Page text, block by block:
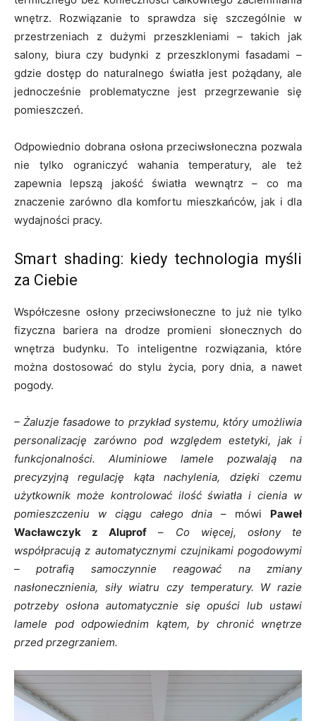
wnętrz. Rozwiązanie to sprawdza się szczególnie w
przestrzeniach z dużymi przeszkleniami – takich jak
salony, biura czy budynki z przeszklonymi fasadami –
gdzie dostęp do naturalnego światła jest pożądany, ale
jednocześnie problematyczne jest przegrzewanie się
pomieszczeń.
Odpowiednio dobrana osłona przeciwsłoneczna pozwala
nie tylko ograniczyć wahania temperatury, ale też
zapewnia lepszą jakość światła wewnątrz – co ma
znaczenie zarówno dla komfortu mieszkańców, jak i dla
wydajności pracy.
Smart shading: kiedy technologia myśli
za Ciebie
Współczesne osłony przeciwsłoneczne to już nie tylko
fizyczna bariera na drodze promieni słonecznych do
wnętrza budynku. To inteligentne rozwiązania, które
można dostosować do stylu życia, pory dnia, a nawet
pogody.
– Żaluzje fasadowe to przykład systemu, który umożliwia
personalizację zarówno pod względem estetyki, jak i
funkcjonalności. Aluminiowe lamele pozwalają na
precyzyjną regulację kąta nachylenia, dzięki czemu
użytkownik może kontrolować ilość światła i cienia w
pomieszczeniu w ciągu całego dnia – mówi Paweł
Wacławczyk z Aluprof – Co więcej, osłony te
współpracują z automatycznymi czujnikami pogodowymi
– potrafią samoczynnie reagować na zmiany
nasłonecznienia, siły wiatru czy temperatury. W razie
potrzeby osłona automatycznie się opuści lub ustawi
lamele pod odpowiednim kątem, by chronić wnętrze
przed przegrzaniem.